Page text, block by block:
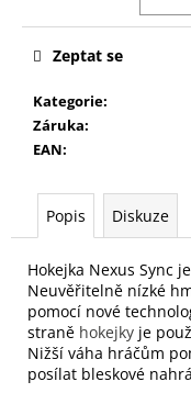
Kategorie:
Záruka:
EAN:
Zeptat se
Popis Diskuze
Hokejka Nexus Sync
Neuvěřitelně nízké
pomocí nové
straně hokejky je
Nižší váha hráčům
posílat bleskové
S20
PADDED
GOALIE
LS
TOP-
(1054735)
799
Původně:
4
299
Kč